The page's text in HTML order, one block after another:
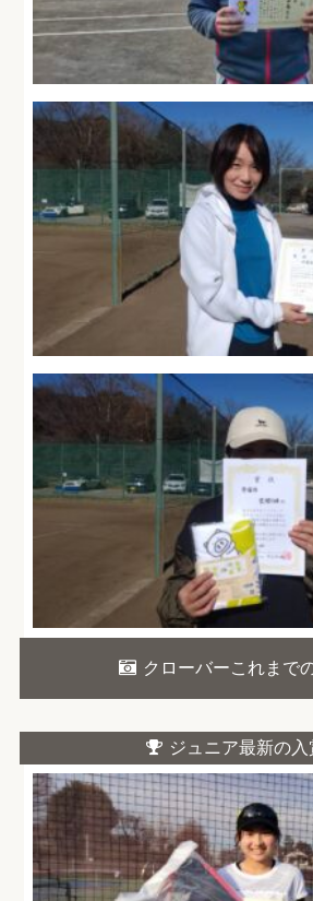
クローバーこれまで
ジュニア最新の入